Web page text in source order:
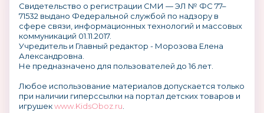
Свидетельство о регистрации СМИ — ЭЛ № ФС 77–
71532 выдано Федеральной службой по надзору в
сфере связи, информационных технологий и массовых
коммуникаций 01.11.2017.
Учредитель и Главный редактор - Морозова Елена
Александровна.
Не предназначено для пользователей до 16 лет.
Любое использование материалов допускается только
при наличии гиперссылки на портал детских товаров и
игрушекwww.KidsOboz.ru